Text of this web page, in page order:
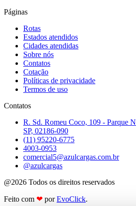
Páginas
Rotas
Estados atendidos
Cidades atendidas
Sobre nós
Contatos
Cotação
Políticas de privacidade
Termos de uso
Contatos
R. Sd. Romeu Coco, 109 - Parque
SP, 02186-090
(11) 95220-6775
4003-0953
comercial5@azulcargas.com.br
@azulcargas
@2026 Todos os direitos reservados
Feito com ❤ porEvoClick.